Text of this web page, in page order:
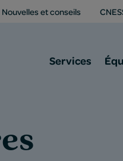
Nouvelles et conseils
Services